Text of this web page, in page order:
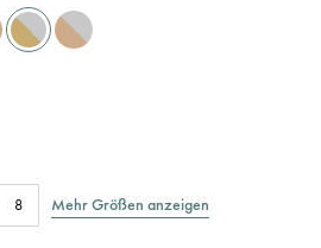
8 Mehr Größen anzeigen